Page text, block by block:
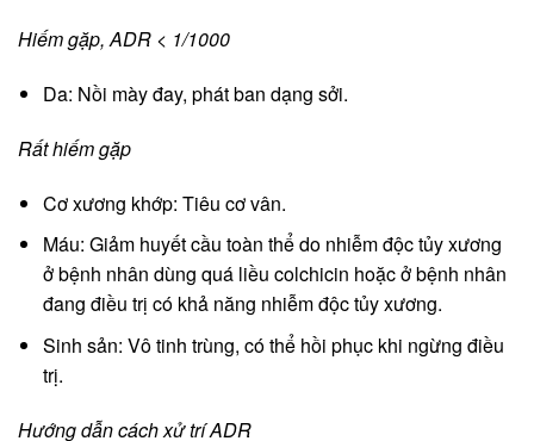
Hiếm gặp, ADR < 1/1000
Da: Nồi mày đay, phát ban dạng sởi.
Rất hiếm gặp
Cơ xương khớp: Tiêu cơ vân.
Máu: Giảm huyết cầu toàn thể do nhiễm độc tủy xương
ở bệnh nhân dùng quá liều colchicin hoặc ở bệnh nhân
đang điều trị có khả năng nhiễm độc tủy xương.
Sinh sản: Vô tinh trùng, có thể hồi phục khi ngừng điều
trị.
Hướng dẫn cách xử trí ADR